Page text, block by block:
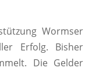
Wormser
Erfolg. Bisher
Die Gelder